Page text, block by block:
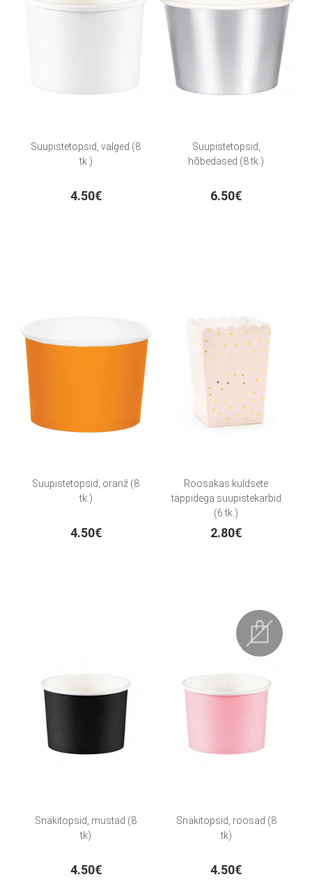
Suupistetopsid, valged (8
tk.)
4.50€
Suupistetopsid,
hõbedased (8 tk.)
6.50€
Suupistetopsid, oranž (8
tk.)
4.50€
Roosakas kuldsete
täppidega suupistekarbid
(6 tk.)
2.80€
Snäkitopsid, mustad (8
tk)
4.50€
Snäkitopsid, roosad (8
tk)
4.50€